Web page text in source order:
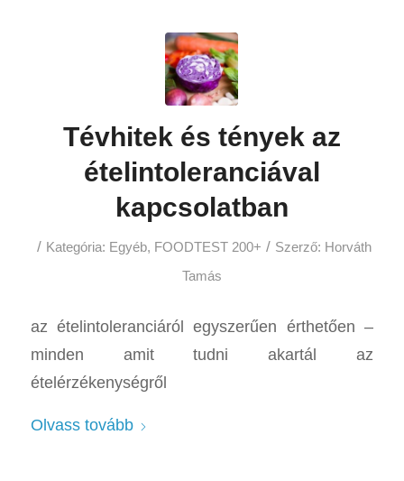
Tévhitek és tények az
ételintoleranciával
kapcsolatban
/ Kategória: Egyéb, FOODTEST 200+ / Szerző: Horváth
Tamás
az ételintoleranciáról egyszerűen érthetően –
minden amit tudni akartál az
ételérzékenységről
Olvass tovább